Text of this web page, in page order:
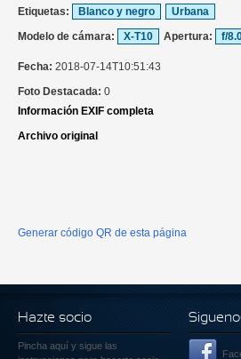
Etiquetas: Blanco y negro
Urbana
Modelo de cámara:
X-T10 Apertura: f/
Fecha: 2018-07-14T10:51:43
Foto Destacada: 0
Información EXIF completa
Archivo original
Generar código QR de esta página
Hazte socio
Pincha aquí y sigue las